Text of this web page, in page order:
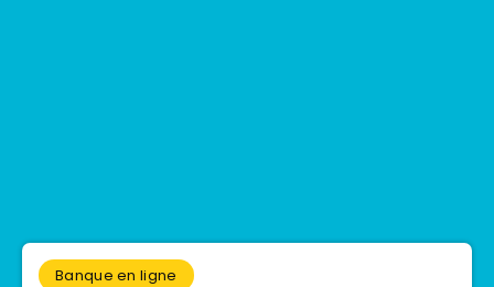
Banque en ligne